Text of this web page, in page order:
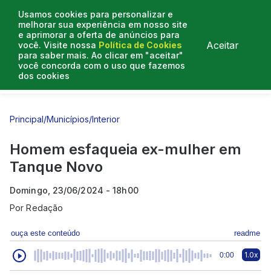
Usamos cookies para personalizar e
melhorar sua experiência em nosso site
e aprimorar a oferta de anúncios para
você. Visite nossa Política de Cookies
para saber mais. Ao clicar em "aceitar"
você concorda com o uso que fazemos
dos cookies
Aceitar
Entrevistas
Principal/Municípios/Interior
Homem esfaqueia ex-mulher em
Tanque Novo
Domingo, 23/06/2024 - 18h00
PorRedação
ouça este conteúdo readme
0:00 1.0x